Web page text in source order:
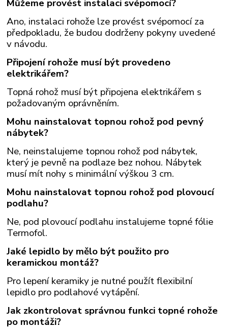
Můžeme provést instalaci svépomocí?
Ano, instalaci rohože lze provést svépomocí za
předpokladu, že budou dodrženy pokyny uvedené
v návodu.
Připojení rohože musí být provedeno
elektrikářem?
Topná rohož musí být připojena elektrikářem s
požadovaným oprávněním.
Mohu nainstalovat topnou rohož pod pevný
nábytek?
Ne, neinstalujeme topnou rohož pod nábytek,
který je pevně na podlaze bez nohou. Nábytek
musí mít nohy s minimální výškou 3 cm.
Mohu nainstalovat topnou rohož pod plovoucí
podlahu?
Ne, pod plovoucí podlahu instalujeme topné fólie
Termofol.
Jaké lepidlo by mělo být použito pro
keramickou montáž?
Pro lepení keramiky je nutné použít flexibilní
lepidlo pro podlahové vytápění.
Jak zkontrolovat správnou funkci topné rohože
po montáži?